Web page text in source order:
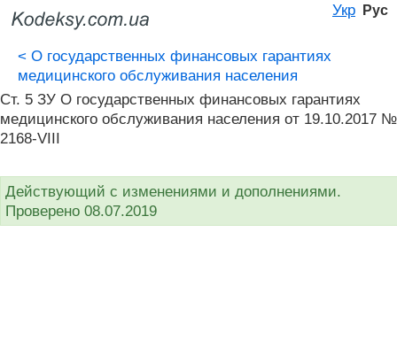
Укр Рус
< О государственных финансовых гарантиях
медицинского обслуживания населения
Ст. 5 ЗУ О государственных финансовых гарантиях
медицинского обслуживания населения от 19.10.2017 №
2168-VIII
Действующий с изменениями и дополнениями.
Проверено 08.07.2019